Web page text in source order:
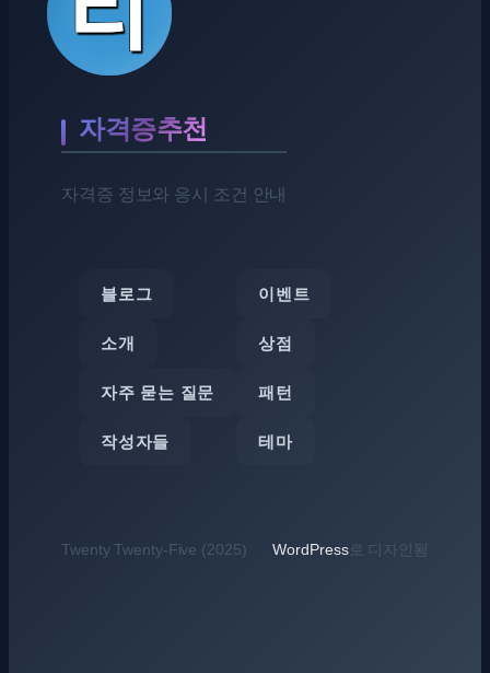
자격증추천
자격증 정보와 응시 조건 안내
블로그
소개
자주 묻는 질문
작성자들
이벤트
상점
패턴
테마
Twenty Twenty-Five (2025) WordPress로 디자인됨